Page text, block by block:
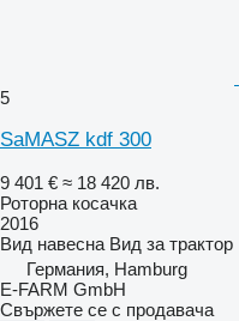
5
SaMASZ kdf 300
9 401 € ≈ 18 420 лв.
Роторна косачка
2016
Вид навесна Вид за трактор
Германия, Hamburg
E-FARM GmbH
Свържете се с продавача